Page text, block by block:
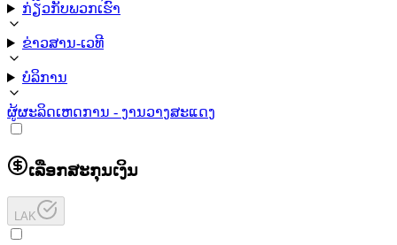
ກ່ຽວກັບພວກເຮົາ
ຂ່າວສານ-ເວທີ
ບໍລິການ
ຜູ້ຜະລິດເຫດການ - ງານວາງສະແດງ
ເລືອກສະກຸນເງິນ
LAK